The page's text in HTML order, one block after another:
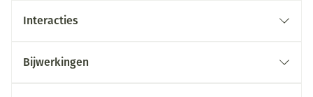
Interacties
Bijwerkingen